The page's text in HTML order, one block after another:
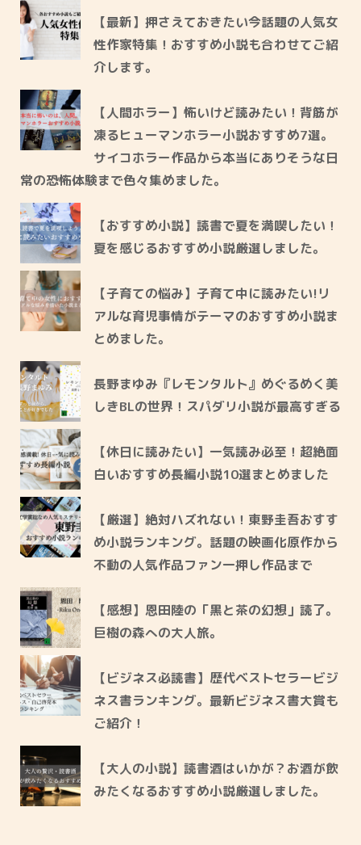
【最新】押さえておきたい今話題の人気女
性作家特集！おすすめ小説も合わせてご紹
介します。
【人間ホラー】怖いけど読みたい！背筋が
凍るヒューマンホラー小説おすすめ7選。
サイコホラー作品から本当にありそうな日
常の恐怖体験まで色々集めました。
【おすすめ小説】読書で夏を満喫したい！
夏を感じるおすすめ小説厳選しました。
【子育ての悩み】子育て中に読みたい!リ
アルな育児事情がテーマのおすすめ小説ま
とめました。
長野まゆみ『レモンタルト』めぐるめく美
しきBLの世界！スパダリ小説が最高すぎる
【休日に読みたい】一気読み必至！超絶面
白いおすすめ長編小説10選まとめました
【厳選】絶対ハズれない！東野圭吾おすす
め小説ランキング。話題の映画化原作から
不動の人気作品ファン一押し作品まで
【感想】恩田陸の「黒と茶の幻想」読了。
巨樹の森への大人旅。
【ビジネス必読書】歴代ベストセラービジ
ネス書ランキング。最新ビジネス書大賞も
ご紹介！
【大人の小説】読書酒はいかが？お酒が飲
みたくなるおすすめ小説厳選しました。